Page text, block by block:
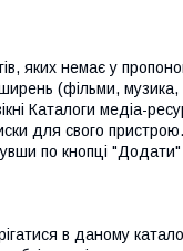
яких немає у
(фільми,
Каталоги медіа-
для свого
по кнопці
в даному